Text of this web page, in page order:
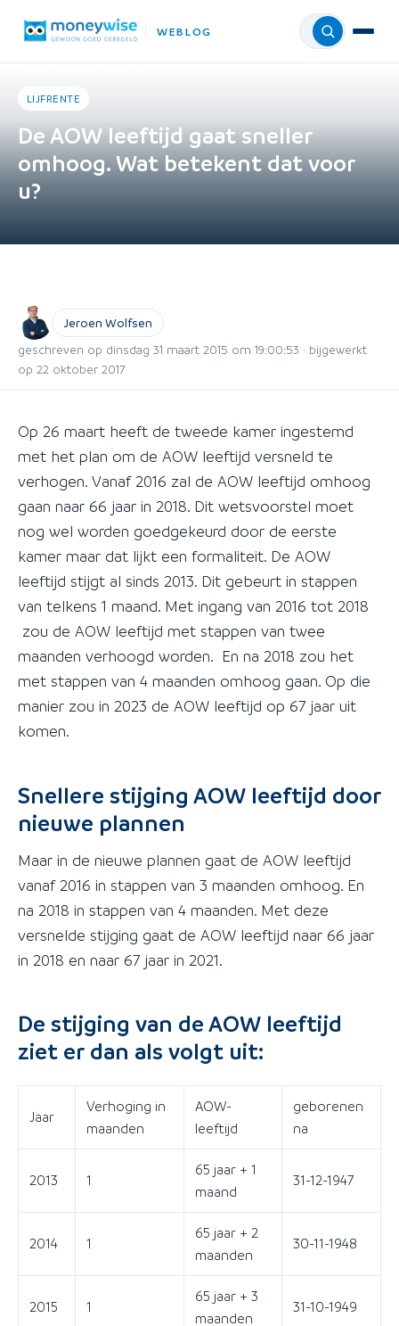
WEBLOG Menu
LIJFRENTE
De AOW leeftijd gaat sneller
omhoog. Wat betekent dat voor
u?
Jeroen Wolfsen
geschreven op dinsdag 31 maart 2015 om 19:00:53 · bijgewerkt
op 22 oktober 2017
Op 26 maart heeft de tweede kamer ingestemd
met het plan om de AOW leeftijd versneld te
verhogen. Vanaf 2016 zal de AOW leeftijd omhoog
gaan naar 66 jaar in 2018. Dit wetsvoorstel moet
nog wel worden goedgekeurd door de eerste
kamer maar dat lijkt een formaliteit. De AOW
leeftijd stijgt al sinds 2013. Dit gebeurt in stappen
van telkens 1 maand. Met ingang van 2016 tot 2018
zou de AOW leeftijd met stappen van twee
maanden verhoogd worden. En na 2018 zou het
met stappen van 4 maanden omhoog gaan. Op die
manier zou in 2023 de AOW leeftijd op 67 jaar uit
komen.
Snellere stijging AOW leeftijd door
nieuwe plannen
Maar in de nieuwe plannen gaat de AOW leeftijd
vanaf 2016 in stappen van 3 maanden omhoog. En
na 2018 in stappen van 4 maanden. Met deze
versnelde stijging gaat de AOW leeftijd naar 66 jaar
in 2018 en naar 67 jaar in 2021.
De stijging van de AOW leeftijd
ziet er dan als volgt uit:
Jaar
Verhoging in
maanden
AOW-
leeftijd
geborenen
na
2013 1
65 jaar + 1
maand
31-12-1947
2014 1
65 jaar + 2
maanden
30-11-1948
2015 1
65 jaar + 3
maanden
31-10-1949